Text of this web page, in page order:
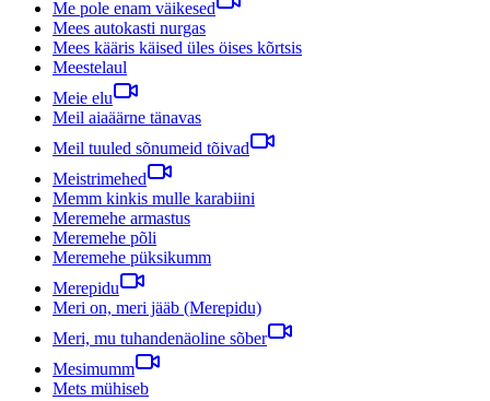
Me pole enam väikesed
Mees autokasti nurgas
Mees kääris käised üles öises kõrtsis
Meestelaul
Meie elu
Meil aiaäärne tänavas
Meil tuuled sõnumeid tõivad
Meistrimehed
Memm kinkis mulle karabiini
Meremehe armastus
Meremehe põli
Meremehe püksikumm
Merepidu
Meri on, meri jääb (Merepidu)
Meri, mu tuhandenäoline sõber
Mesimumm
Mets mühiseb